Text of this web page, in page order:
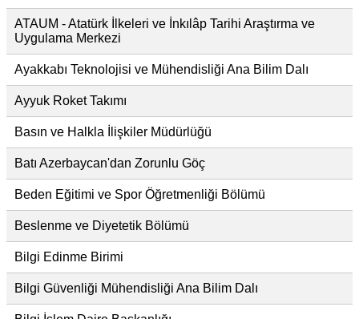
ATAUM - Atatürk İlkeleri ve İnkılâp Tarihi Araştırma ve
Uygulama Merkezi
Ayakkabı Teknolojisi ve Mühendisliği Ana Bilim Dalı
Ayyuk Roket Takımı
Basın ve Halkla İlişkiler Müdürlüğü
Batı Azerbaycan'dan Zorunlu Göç
Beden Eğitimi ve Spor Öğretmenliği Bölümü
Beslenme ve Diyetetik Bölümü
Bilgi Edinme Birimi
Bilgi Güvenliği Mühendisliği Ana Bilim Dalı